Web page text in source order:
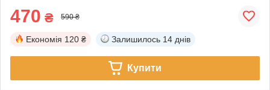
470 ₴ 590 ₴
Економія 120 ₴ Залишилось 14 днів
Купити